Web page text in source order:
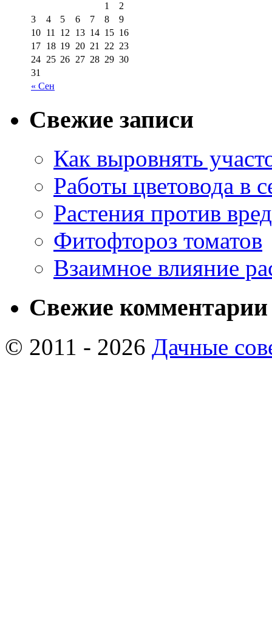
« Сен
1
2
3
4 5 6 7 8
9
10 11 12 13 14 15 16
17 18 19 20 21 22 23
24 25 26 27 28 29 30
31
Свежие записи
Как выровнять
Работы цветовода в
Растения против
Фитофтороз томатов
Взаимное влияние
Свежие комментарии
© 2011 - 2026 Дачные